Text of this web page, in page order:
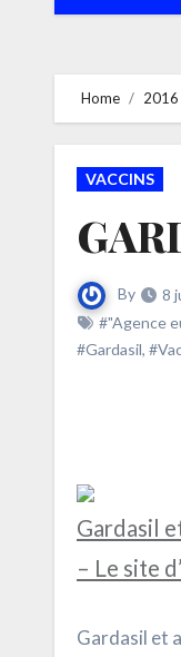
Home 2016
VACCINS
By
8
#"Agence
#Gardasil,
Gardasil
– Le site
Gardasil et